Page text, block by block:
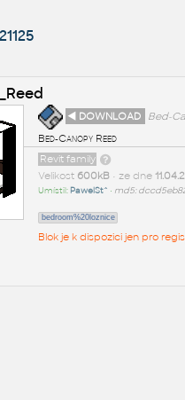
◄ DOWNLOAD
Bed-
Bed-Canopy Reed
Revit family
Velikost 600kB• ze dne
Umístil: PawelSt^ • md5:
bedroom%20loznice
Blok je k dispozici jen pro